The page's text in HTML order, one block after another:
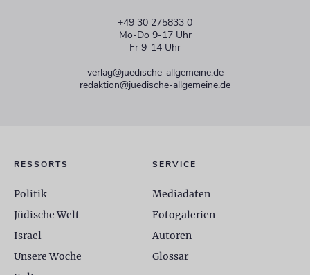
+49 30 275833 0
Mo-Do 9-17 Uhr
Fr 9-14 Uhr
verlag@juedische-allgemeine.de
redaktion@juedische-allgemeine.de
RESSORTS
Politik
Jüdische Welt
Israel
Unsere Woche
SERVICE
Mediadaten
Fotogalerien
Autoren
Glossar